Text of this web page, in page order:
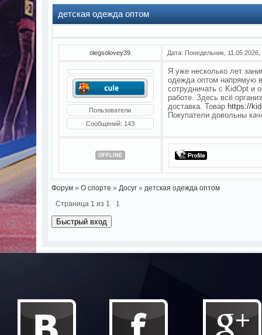
детская одежда оптом
olegsolovey39 Дата: Понедельник,
Пользователи
Сообщений: 143
Я уже несколько лет
одежда оптом напрямую
сотрудничать с KidOpt и
работе. Здесь всё
доставка. Товар https://
Покупатели довольны
OFFLINE
Форум » О спорте » Досуг » детская одежда оптом
Страница 1 из 1 1